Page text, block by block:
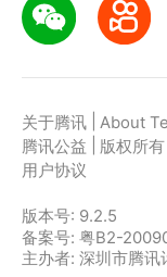
关于腾讯 About
腾讯公益
版权所有
用户协议
版本号: 9.2.5
备案号: 粤B2-
主办者: 深圳市腾讯